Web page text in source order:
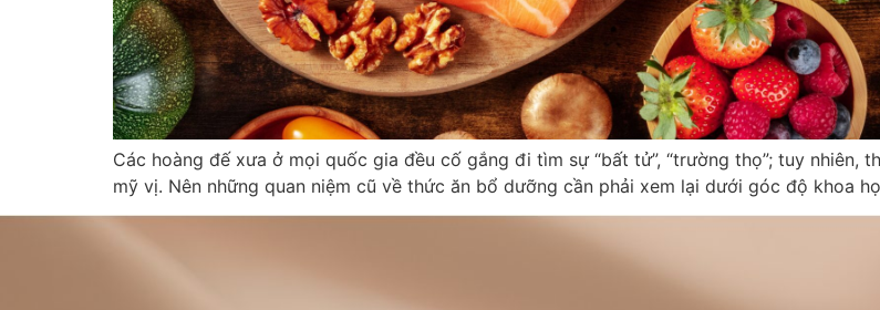
Các hoàng đế xưa ở mọi quốc gia đều cố gắng đi tìm sự “bất tử”, “trường thọ”; tuy
mỹ vị. Nên những quan niệm cũ về thức ăn bổ dưỡng cần phải xem lại dưới góc độ khoa